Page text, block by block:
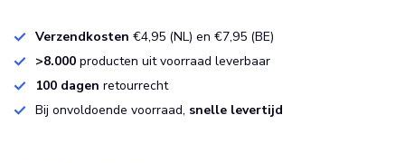
Verzendkosten €4,95 (NL) en €7,95 (BE)
>8.000 producten uit voorraad leverbaar
100 dagen retourrecht
Bij onvoldoende voorraad, snelle levertijd